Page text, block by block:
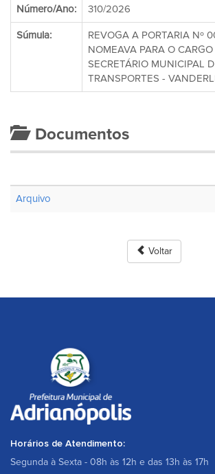
Número/Ano: 310/2026
Súmula:
REVOGA A PORTARIA Nº
NOMEAVA PARA O CARGO
SECRETÁRIO MUNICIPAL
TRANSPORTES -
Documentos
Arquivo
Voltar
Horários de Atendimento:
Segunda à Sexta - 08h às 12h e das 13h às 17h